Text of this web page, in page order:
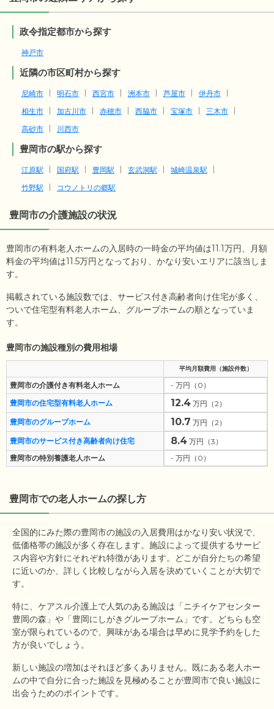
政令指定都市から探す
神戸市
近隣の市区町村から探す
尼崎市 明石市 西宮市 洲本市 芦屋市
伊丹市
相生市
加古川市 赤穂市 西脇市 宝塚市
三木市
高砂市
川西市
豊岡市の駅から探す
江原駅 国府駅 豊岡駅 玄武洞駅
城崎温泉駅
竹野駅
コウノトリの郷駅
豊岡市の介護施設の状況
豊岡市の有料老人ホームの入居時の一時金の平均値は11.1万円、月額
料金の平均値は11.5万円となっており、かなり安いエリアに該当しま
す。
掲載されている施設数では、サービス付き高齢者向け住宅が多く、
ついで住宅型有料老人ホーム、グループホームの順となっていま
す。
豊岡市の施設種別の費用相場
平均月額費用（施設件数）
豊岡市の介護付き有料老人ホーム
- 万円（0）
豊岡市の住宅型有料老人ホーム
12.4 万円（2）
豊岡市のグループホーム
10.7 万円（2）
豊岡市のサービス付き高齢者向け住宅
8.4 万円（3）
豊岡市の特別養護老人ホーム
- 万円（0）
豊岡市での老人ホームの探し方
全国的にみた際の豊岡市の施設の入居費用はかなり安い状況で、
低価格帯の施設が多く存在します。施設によって提供するサービ
ス内容や方針にそれぞれ特徴があります。どこが自分たちの希望
に近いのか、詳しく比較しながら入居を決めていくことが大切で
す。
特に、ケアスル介護上で人気のある施設は「ニチイケアセンター
豊岡の森」や「豊岡にしがきグループホーム」です。どちらも空
室が限られているので、興味がある場合は早めに見学予約をした
方が良いでしょう。
新しい施設の増加はそれほど多くありません。既にある老人ホー
ムの中で自分に合った施設を見極めることが豊岡市で良い施設に
出会うためのポイントです。